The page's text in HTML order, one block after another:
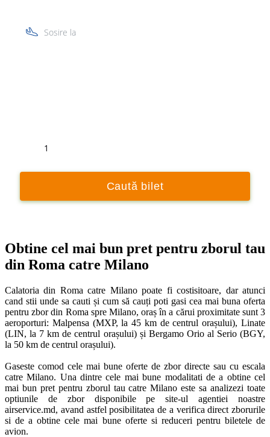
Sosire la
1
Caută bilet
Obtine cel mai bun pret pentru zborul tau
din Roma catre Milano
Calatoria din Roma catre Milano poate fi costisitoare, dar atunci
cand stii unde sa cauti și cum să cauți poti gasi cea mai buna oferta
pentru zbor din Roma spre Milano, oraș în a cărui proximitate sunt 3
aeroporturi: Malpensa (MXP, la 45 km de centrul orașului), Linate
(LIN, la 7 km de centrul orașului) și Bergamo Orio al Serio (BGY,
la 50 km de centrul orașului).
Gaseste comod cele mai bune oferte de zbor directe sau cu escala
catre Milano. Una dintre cele mai bune modalitati de a obtine cel
mai bun pret pentru zborul tau catre Milano este sa analizezi toate
optiunile de zbor disponibile pe site-ul agentiei noastre
airservice.md, avand astfel posibilitatea de a verifica direct zborurile
si de a obtine cele mai bune oferte si reduceri pentru biletele de
avion.